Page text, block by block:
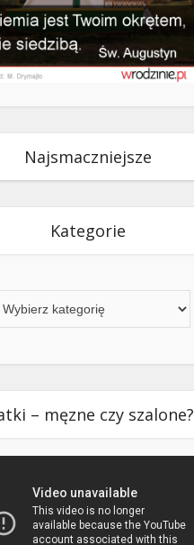
Najsmaczniejsze
Kategorie
– męzne czy szalone?